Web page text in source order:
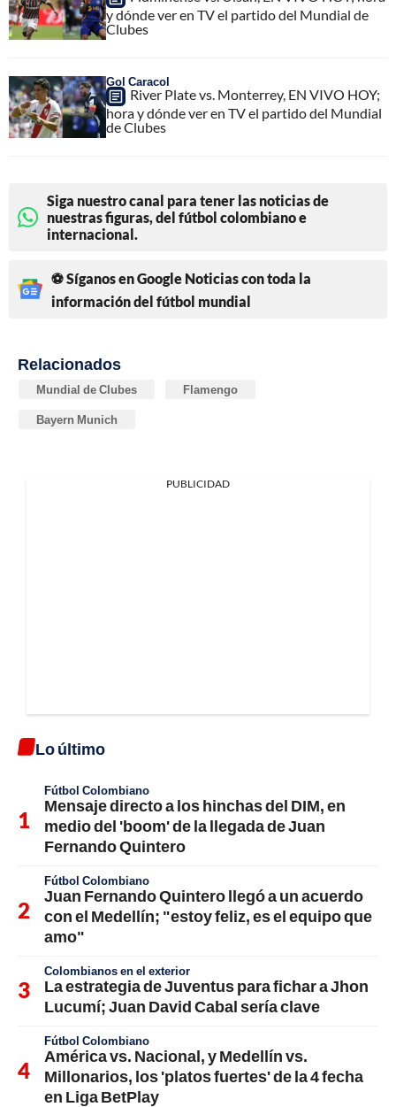
y dónde ver en TV el partido del Mundial de
Clubes
Gol Caracol
River Plate vs. Monterrey, EN VIVO HOY;
hora y dónde ver en TV el partido del Mundial
de Clubes
Siga nuestro canal para tener las noticias de
nuestras figuras, del fútbol colombiano e
internacional.
⚽ Síganos en Google Noticias con toda la
información del fútbol mundial
Relacionados
Mundial de Clubes Flamengo
Bayern Munich
PUBLICIDAD
Lo último
Fútbol Colombiano
Mensaje directo a los hinchas del DIM, en
medio del 'boom' de la llegada de Juan
Fernando Quintero
Fútbol Colombiano
Juan Fernando Quintero llegó a un acuerdo
con el Medellín; "estoy feliz, es el equipo que
amo"
Colombianos en el exterior
La estrategia de Juventus para fichar a Jhon
Lucumí; Juan David Cabal sería clave
Fútbol Colombiano
América vs. Nacional, y Medellín vs.
Millonarios, los 'platos fuertes' de la 4 fecha
en Liga BetPlay